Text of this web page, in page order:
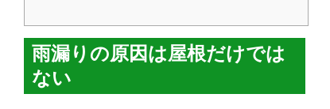
雨漏りの原因は屋根だけでは
ない